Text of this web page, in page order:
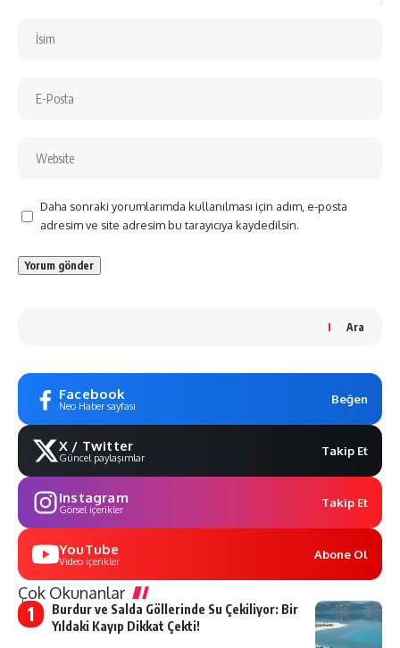
Daha sonraki yorumlarımda kullanılması için adım, e-posta
adresim ve site adresim bu tarayıcıya kaydedilsin.
Ara
Facebook
Neo Haber sayfası Beğen
X / Twitter
Güncel paylaşımlar Takip Et
Instagram
Görsel içerikler Takip Et
YouTube
Video içerikler Abone Ol
Çok Okunanlar
Burdur ve Salda Göllerinde Su Çekiliyor: Bir
Yıldaki Kayıp Dikkat Çekti!